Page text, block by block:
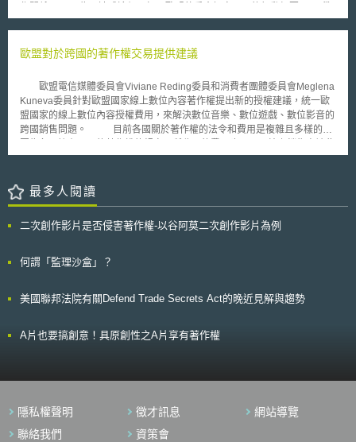
備和預防：利用成員國論壇(European Forum for Member States, EFMS)分
小型企業與政府部門間的資訊分享、警示系統。 (3)緩和及復原：發展成員
團隊的合作。 (4)國際與歐盟的合作：根據歐盟成員國論壇所制訂的，歐洲
網際網路信賴穩定指導原則和方針，進行全球大規模網路安全事故的演習。
(5)制訂資訊通信技術的標準：針對關鍵資訊基礎設施制訂技術標準。
另外，在2011年4月14-15日舉行的關鍵資訊基礎設施保護電信部長級會議
(Telecom ministerial conference on CIIP)，整個會議針對歐盟成員國、私
程度的增加，使得影響關鍵資訊基礎設施(CIIP)安全的問題，不再侷限於單
一區域，更需要各方多元的合作。
歐盟對於跨國的著作權交易提供建議
歐盟電信媒體委員會Viviane Reding委員和消費者團體委員會Meglena
Kuneva委員針對歐盟國家線上數位內容著作權提出新的授權建議，統一歐
盟國家的線上數位內容授權費用，來解決數位音樂、數位遊戲、數位影音的
跨國銷售問題。 目前各國關於著作權的法令和費用是複雜且多樣的，
項原因限制，大多在自己的所在國銷售數位內容和傳統型態的影音，而半官
用，線上銷售商不願意處理歐盟27個國家複雜的著作權規定，因此歐盟國家
跨國線上銷售商業交易很少，且線上銷售商通常會要求顧客使用該國核發的
授權費用，可迫使歐盟各國的半官方著作權仲介團體想更具吸引顧客的商業
Marcel Avargues表示，此舉可以促使市場競爭，進而降低消費者付的費
業一致的期望。
最多人閱讀
二次創作影片是否侵害著作權-以谷阿莫二次創作影片為例
何謂「監理沙盒」？
美國聯邦法院有關Defend Trade Secrets Act的晚近見解與趨勢
A片也要搞創意！具原創性之A片享有著作權
隱私權聲明 徵才訊息
網站導覽
聯絡我們
資策會